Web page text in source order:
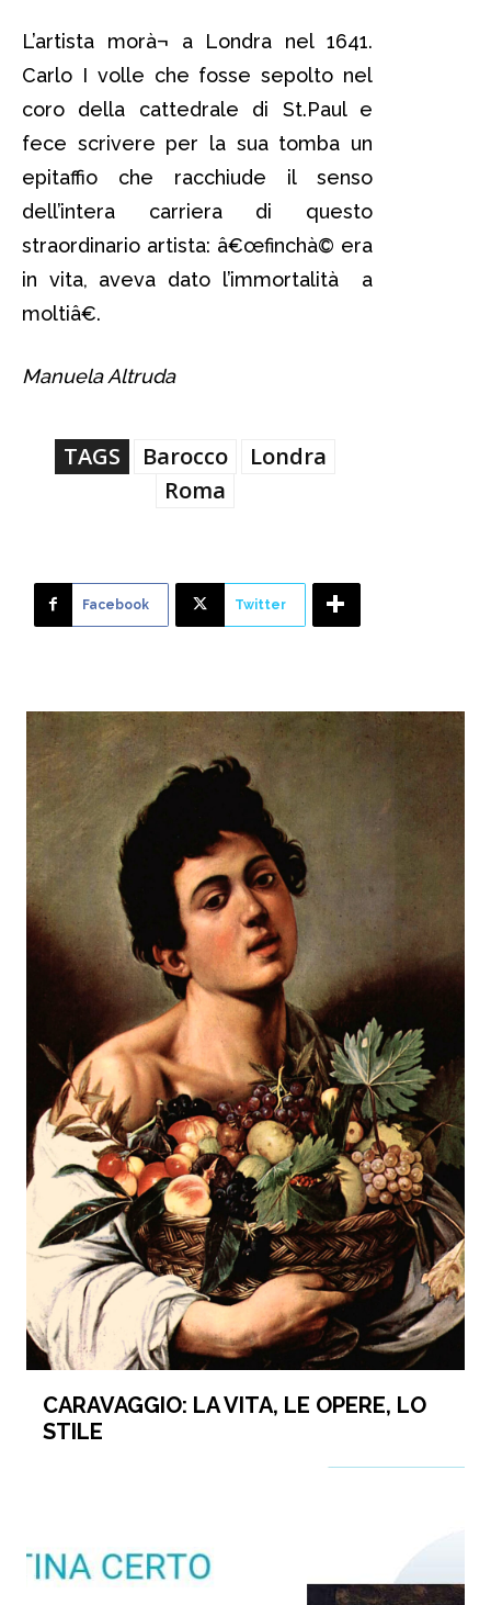
L’artista morà¬ a Londra nel 1641.
Carlo I volle che fosse sepolto nel
coro della cattedrale di St.Paul e
fece scrivere per la sua tomba un
epitaffio che racchiude il senso
dell’intera carriera di questo
straordinario artista: â€œfinchà© era
in vita, aveva dato l’immortalità a
moltiâ€.
Manuela Altruda
TAGS Barocco
Londra
Roma
Facebook Twitter
CARAVAGGIO: LA VITA, LE OPERE, LO
STILE